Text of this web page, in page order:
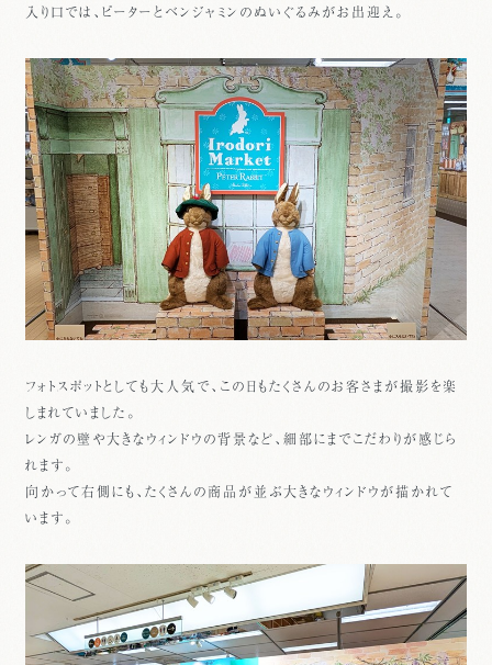
入り口では、ピーターとベンジャミンのぬいぐるみがお出迎え。
フォトスポットとしても大人気で、この日もたくさんのお客さまが撮影を楽
しまれていました。
レンガの壁や大きなウィンドウの背景など、細部にまでこだわりが感じら
れます。
向かって右側にも、たくさんの商品が並ぶ大きなウィンドウが描かれて
います。